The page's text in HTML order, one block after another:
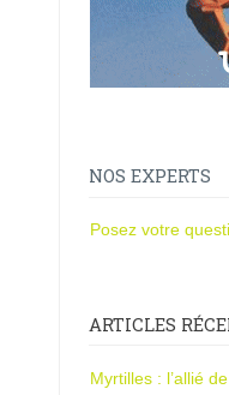
NOS EXPERTS
Posez votre
ARTICLES
Myrtilles : l’allié